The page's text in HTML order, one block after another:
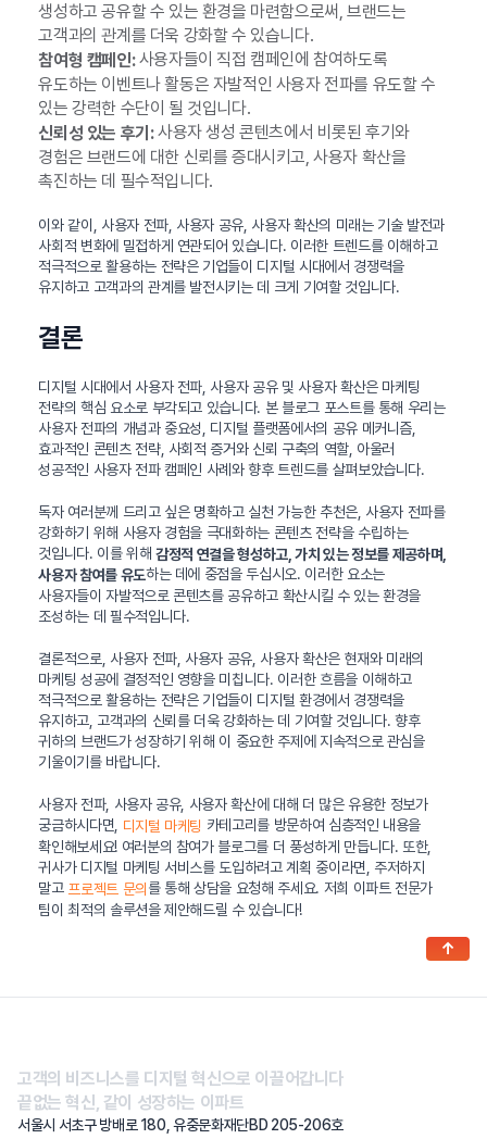
생성하고 공유할 수 있는 환경을 마련함으로써, 브랜드는
고객과의 관계를 더욱 강화할 수 있습니다.
참여형 캠페인:사용자들이 직접 캠페인에 참여하도록
유도하는 이벤트나 활동은 자발적인 사용자 전파를 유도할 수
있는 강력한 수단이 될 것입니다.
신뢰성 있는 후기:사용자 생성 콘텐츠에서 비롯된 후기와
경험은 브랜드에 대한 신뢰를 증대시키고, 사용자 확산을
촉진하는 데 필수적입니다.
이와 같이, 사용자 전파, 사용자 공유, 사용자 확산의 미래는 기술 발전과
사회적 변화에 밀접하게 연관되어 있습니다. 이러한 트렌드를 이해하고
적극적으로 활용하는 전략은 기업들이 디지털 시대에서 경쟁력을
유지하고 고객과의 관계를 발전시키는 데 크게 기여할 것입니다.
결론
디지털 시대에서 사용자 전파, 사용자 공유 및 사용자 확산은 마케팅
전략의 핵심 요소로 부각되고 있습니다. 본 블로그 포스트를 통해 우리는
사용자 전파의 개념과 중요성, 디지털 플랫폼에서의 공유 메커니즘,
효과적인 콘텐츠 전략, 사회적 증거와 신뢰 구축의 역할, 아울러
성공적인 사용자 전파 캠페인 사례와 향후 트렌드를 살펴보았습니다.
독자 여러분께 드리고 싶은 명확하고 실천 가능한 추천은, 사용자 전파를
강화하기 위해 사용자 경험을 극대화하는 콘텐츠 전략을 수립하는
것입니다. 이를 위해감정적 연결을 형성하고, 가치 있는 정보를 제공하며,
사용자 참여를 유도하는 데에 중점을 두십시오. 이러한 요소는
사용자들이 자발적으로 콘텐츠를 공유하고 확산시킬 수 있는 환경을
조성하는 데 필수적입니다.
결론적으로, 사용자 전파, 사용자 공유, 사용자 확산은 현재와 미래의
마케팅 성공에 결정적인 영향을 미칩니다. 이러한 흐름을 이해하고
적극적으로 활용하는 전략은 기업들이 디지털 환경에서 경쟁력을
유지하고, 고객과의 신뢰를 더욱 강화하는 데 기여할 것입니다. 향후
귀하의 브랜드가 성장하기 위해 이 중요한 주제에 지속적으로 관심을
기울이기를 바랍니다.
사용자 전파, 사용자 공유, 사용자 확산에 대해 더 많은 유용한 정보가
궁금하시다면, 디지털 마케팅 카테고리를 방문하여 심층적인 내용을
확인해보세요! 여러분의 참여가 블로그를 더 풍성하게 만듭니다. 또한,
귀사가 디지털 마케팅 서비스를 도입하려고 계획 중이라면, 주저하지
말고 프로젝트 문의 를 통해 상담을 요청해 주세요. 저희 이파트 전문가
팀이 최적의 솔루션을 제안해드릴 수 있습니다!
고객의 비즈니스를 디지털 혁신으로 이끌어갑니다
끝없는 혁신, 같이 성장하는 이파트
서울시 서초구 방배로 180, 유중문화재단BD 205-206호
↑